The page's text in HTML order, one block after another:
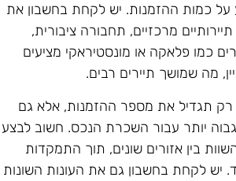
על כמות ההזמנות. יש לקחת בחשבון את
מרכזיים, תחבורה ציבורית,
כמו פלאקה או מונסטיראקי מציעים
מה שמושך תיירים רבים.
רק תגדיל את מספר ההזמנות, אלא גם
יותר עבור השכרת הנכס. חשוב לבצע
בין אזורים שונים, תוך התמקדות
לקחת בחשבון גם את העונות השונות